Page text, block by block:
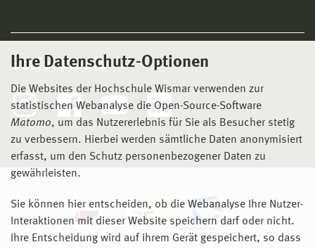
Ihre Datenschutz-Optionen
Die Websites der Hochschule Wismar verwenden zur
statistischen Webanalyse die Open-Source-Software
Matomo, um das Nutzererlebnis für Sie als Besucher stetig
zu verbessern. Hierbei werden sämtliche Daten anonymisiert
erfasst, um den Schutz personenbezogener Daten zu
gewährleisten.
Sie können hier entscheiden, ob die Webanalyse Ihre Nutzer-
Interaktionen mit dieser Website speichern darf oder nicht.
Ihre Entscheidung wird auf ihrem Gerät gespeichert, so dass
Social Media